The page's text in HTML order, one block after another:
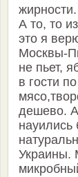
жирности.
А то, то
это я
Москвы-
не пьет,
в гости
дешево. А
Украины.